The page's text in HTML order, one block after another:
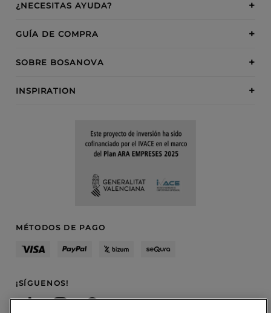
¿NECESITAS AYUDA?
GUÍA DE COMPRA
SOBRE BOSANOVA
INSPIRATION
MÉTODOS DE PAGO
¡SÍGUENOS!